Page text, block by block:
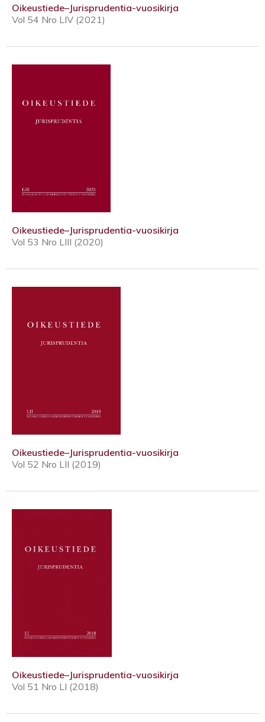
Oikeustiede–Jurisprudentia-vuosikirja
Vol 54 Nro LIV (2021)
Oikeustiede–Jurisprudentia-vuosikirja
Vol 53 Nro LIII (2020)
Oikeustiede–Jurisprudentia-vuosikirja
Vol 52 Nro LII (2019)
Oikeustiede–Jurisprudentia-vuosikirja
Vol 51 Nro LI (2018)